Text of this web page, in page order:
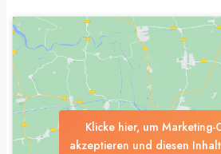
Klicke hier, um Marketing-
akzeptieren und diesen